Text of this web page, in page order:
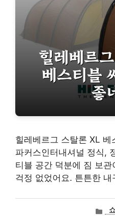
힐레베르그 스탈론 XL
파커스인터내셔널 정식,
티블 공간 덕분에 짐 보
걱정 없었어요. 튼튼한
카